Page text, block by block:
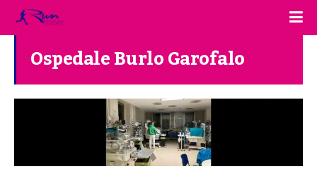
Ospedale Burlo Garofalo